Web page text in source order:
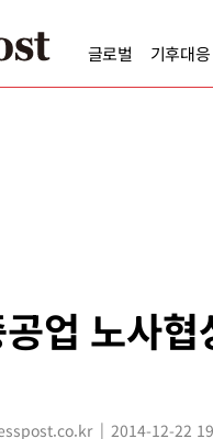
글로벌 기후대응
업 노사
2014-12-22